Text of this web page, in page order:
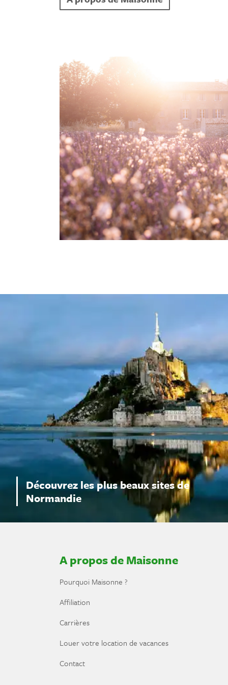
Découvrez les plus beaux sites de
Normandie
A propos de Maisonne
Pourquoi Maisonne ?
Affiliation
Carrières
Louer votre location de vacances
Contact